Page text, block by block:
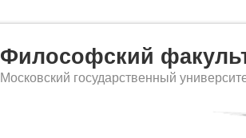
Философский
Московский государственный